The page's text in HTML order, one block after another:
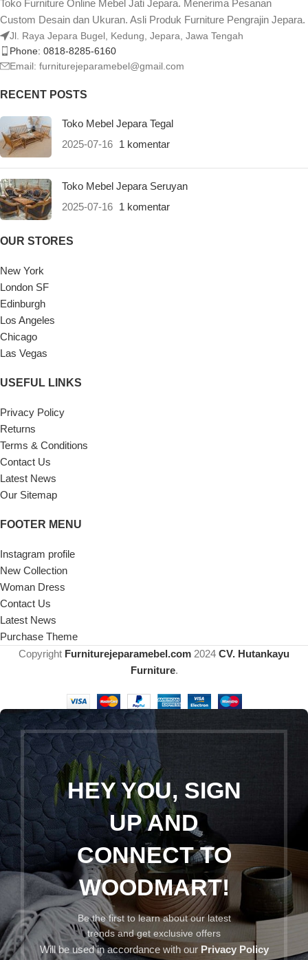
Toko Furniture Online Mebel Jati Jepara. Menerima Pesanan
Custom Desain dan Ukuran. Asli Produk Furniture Pengrajin Jepara.
Jl. Raya Jepara Bugel, Kedung, Jepara, Jawa Tengah
Phone: 0818-8285-6160
Email: furniturejeparamebel@gmail.com
RECENT POSTS
Toko Mebel Jepara Tegal
2025-07-16 1 komentar
Toko Mebel Jepara Seruyan
2025-07-16 1 komentar
OUR STORES
New York
London SF
Edinburgh
Los Angeles
Chicago
Las Vegas
USEFUL LINKS
Privacy Policy
Returns
Terms & Conditions
Contact Us
Latest News
Our Sitemap
FOOTER MENU
Instagram profile
New Collection
Woman Dress
Contact Us
Latest News
Purchase Theme
Copyright Furniturejeparamebel.com 2024 CV. Hutankayu
Furniture.
HEY YOU, SIGN
UP AND
CONNECT TO
WOODMART!
Be the first to learn about our latest
trends and get exclusive offers
Will be used in accordance with our Privacy Policy